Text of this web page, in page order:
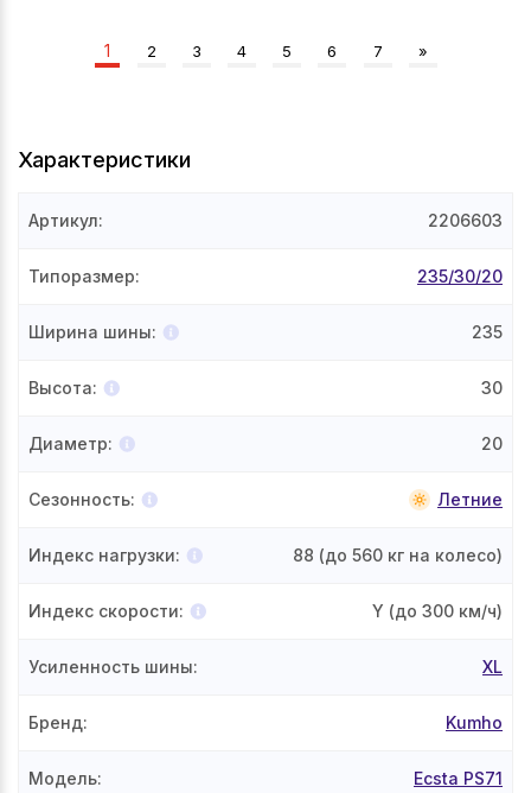
Характеристики
Артикул: 2206603
Типоразмер: 235/30/20
Ширина шины: 235
Высота: 30
Диаметр: 20
Сезонность: Летние
Индекс нагрузки: 88 (до 560 кг на колесо)
Индекс скорости: Y (до 300 км/ч)
Усиленность шины: XL
Бренд: Kumho
Модель: Ecsta PS71
1 2 3 4 5 6 7 »